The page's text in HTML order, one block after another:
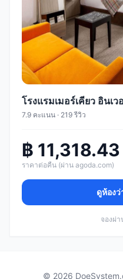
โรงแรมเมอร์เคียว อินเว
7.9 คะแนน · 219 รีวิว
฿ 11,318.43
ราคาต่อคืน (ผ่าน agoda.com)
ดูห้องว่
จองผ่
© 2026